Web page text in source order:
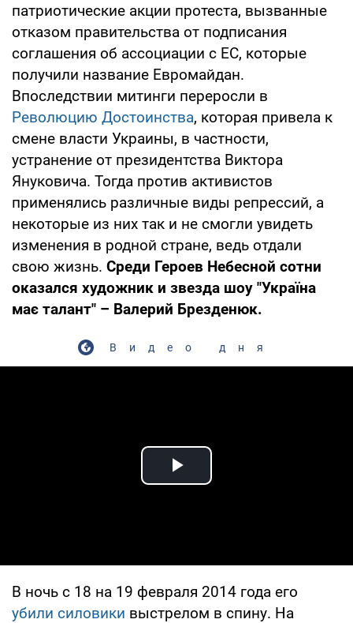
патриотические акции протеста, вызванные
отказом правительства от подписания
соглашения об ассоциации с ЕС, которые
получили название Евромайдан.
Впоследствии митинги переросли в
Революцию Достоинства, которая привела к
смене власти Украины, в частности,
устранение от президентства Виктора
Януковича. Тогда против активистов
применялись различные виды репрессий, а
некоторые из них так и не смогли увидеть
изменения в родной стране, ведь отдали
свою жизнь. Среди Героев Небесной сотни
оказался художник и звезда шоу "Україна
має талант" – Валерий Брезденюк.
Видео дня
Play Video
В ночь с 18 на 19 февраля 2014 года его
убили силовики выстрелом в спину. На